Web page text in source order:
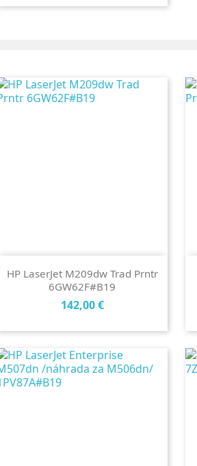
HP LaserJet M209dw Trad Prntr
6GW62F#B19
Cena
142,00 €